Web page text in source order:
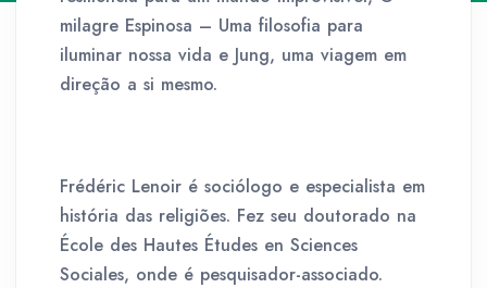
milagre Espinosa – Uma filosofia para
iluminar nossa vida e Jung, uma viagem em
direção a si mesmo.
Frédéric Lenoir é sociólogo e especialista em
história das religiões. Fez seu doutorado na
École des Hautes Études en Sciences
Sociales, onde é pesquisador-associado.